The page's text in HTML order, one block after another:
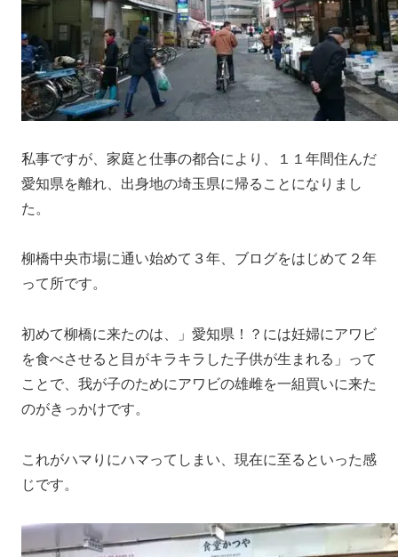
私事ですが、家庭と仕事の都合により、１１年間住んだ
愛知県を離れ、出身地の埼玉県に帰ることになりまし
た。
柳橋中央市場に通い始めて３年、ブログをはじめて２年
って所です。
初めて柳橋に来たのは、」愛知県！？には妊婦にアワビ
を食べさせると目がキラキラした子供が生まれる」って
ことで、我が子のためにアワビの雄雌を一組買いに来た
のがきっかけです。
これがハマりにハマってしまい、現在に至るといった感
じです。